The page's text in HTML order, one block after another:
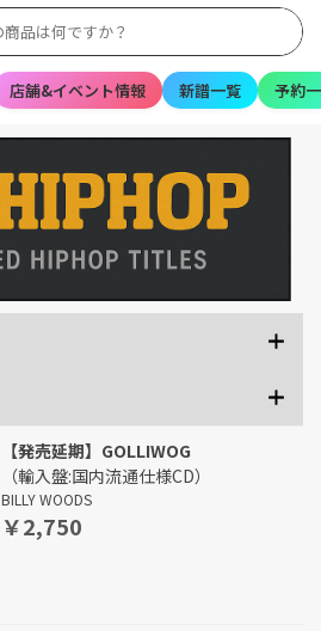
店舗&イベント情報 新譜一覧 予約
【発売延期】GOLLIWOG
（輸入盤:国内流通仕様CD）
BILLY WOODS
￥2,750